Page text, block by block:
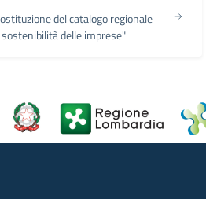
del catalogo regionale
delle imprese"